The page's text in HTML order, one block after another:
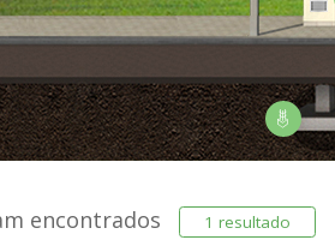
encontrados 1 resultado